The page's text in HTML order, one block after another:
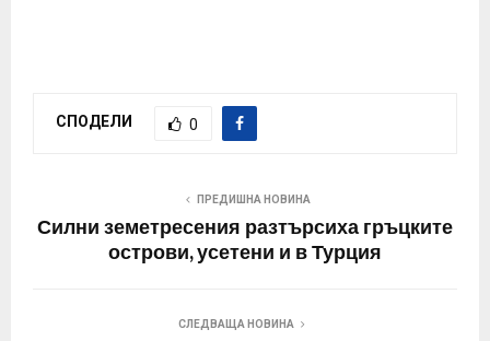
СПОДЕЛИ 0
ПРЕДИШНА НОВИНА
Силни земетресения разтърсиха гръцките
острови, усетени и в Турция
СЛЕДВАЩА НОВИНА